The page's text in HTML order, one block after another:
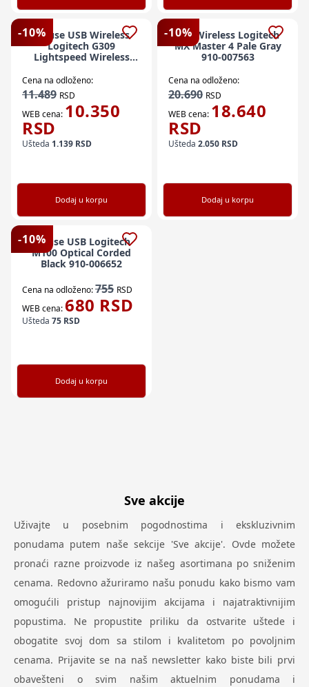
-10%
Mouse USB Wireless
Logitech G309
Lightspeed Wireless
Cena na odloženo:
11.489 RSD
WEB cena: 10.350
RSD
Ušteda 1.139 RSD
Dodaj u korpu
-10%
Miš Wireless Logitech
MX Master 4 Pale Gray
910-007563
Cena na odloženo:
20.690 RSD
WEB cena: 18.640
RSD
Ušteda 2.050 RSD
Dodaj u korpu
-10%
Mouse USB Logitech
M100 Optical Corded
Black 910-006652
Cena na odloženo:755 RSD
WEB cena:680 RSD
Ušteda 75 RSD
Dodaj u korpu
Sve akcije
Uživajte u posebnim pogodnostima i ekskluzivnim
ponudama putem naše sekcije 'Sve akcije'. Ovde možete
pronaći razne proizvode iz našeg asortimana po sniženim
cenama. Redovno ažuriramo našu ponudu kako bismo vam
omogućili pristup najnovijim akcijama i najatraktivnijim
popustima. Ne propustite priliku da ostvarite uštede i
obogatite svoj dom sa stilom i kvalitetom po povoljnim
cenama. Prijavite se na naš newsletter kako biste bili prvi
obavešteni o svim našim aktuelnim ponudama i